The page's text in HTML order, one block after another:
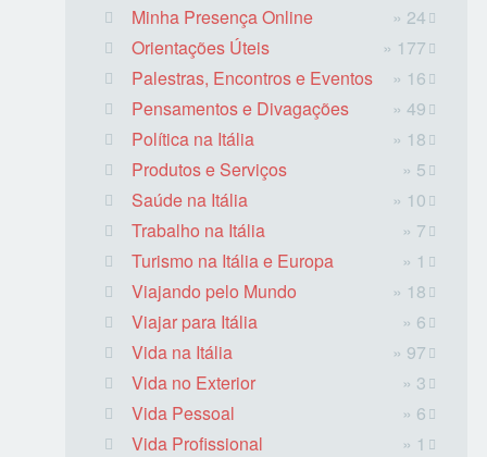
Minha Presença Online
» 24
Orientações Úteis
» 177
Palestras, Encontros e Eventos
» 16
Pensamentos e Divagações
» 49
Política na Itália
» 18
Produtos e Serviços
» 5
Saúde na Itália
» 10
Trabalho na Itália
» 7
Turismo na Itália e Europa
» 1
Viajando pelo Mundo
» 18
Viajar para Itália
» 6
Vida na Itália
» 97
Vida no Exterior
» 3
Vida Pessoal
» 6
Vida Profissional
» 1